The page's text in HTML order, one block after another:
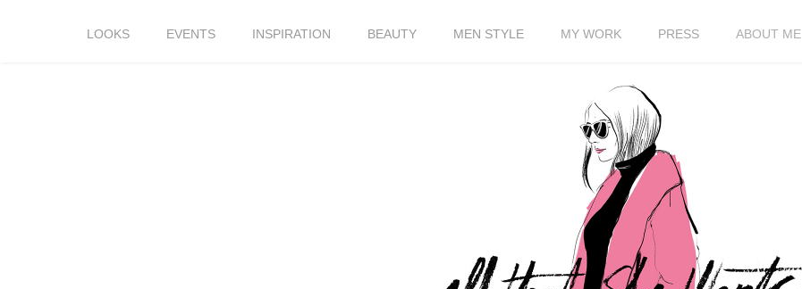
LOOKS EVENTS INSPIRATION BEAUTY MEN STYLE MY WORK PRESS ABOUT ME